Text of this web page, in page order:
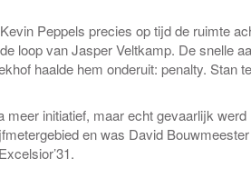
Peppels precies op tijd de ruimte
loop van Jasper Veltkamp. De snelle
haalde hem onderuit: penalty. Stan
meer initiatief, maar echt gevaarlijk
en was David